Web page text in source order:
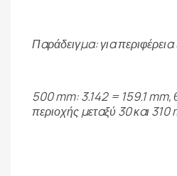
Παράδειγμα: για
500 mm: 3.142 = 159.1 mm,
περιοχής μεταξύ 30 και 310